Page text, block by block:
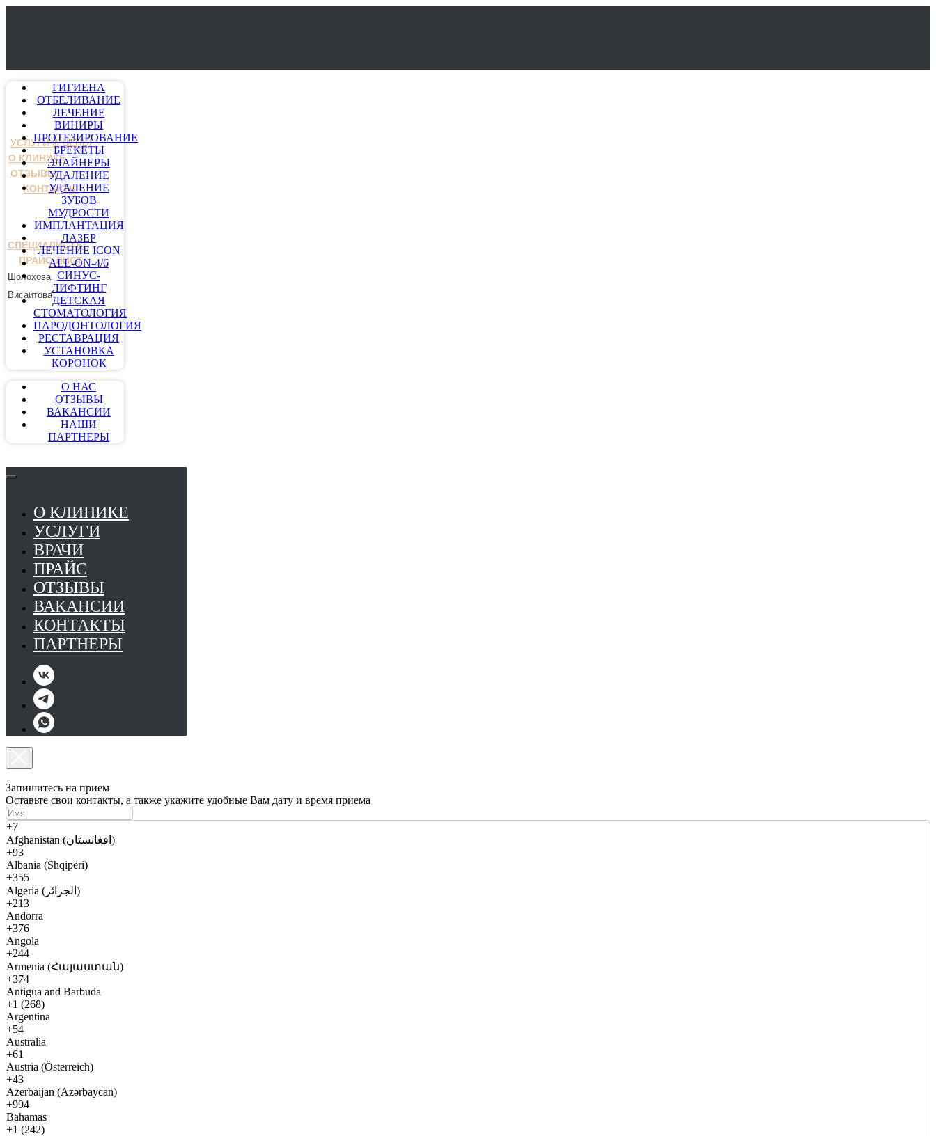
УСЛУГИ И ЦЕНЫ
О КЛИНИКЕ
ОТЗЫВЫ
КОНТАКТЫ
СПЕЦИАЛИСТЫ
ПРАЙС-ЛИСТ
Шолохова
Висаитова
ГИГИЕНА
ОТБЕЛИВАНИЕ
ЛЕЧЕНИЕ
ВИНИРЫ
ПРОТЕЗИРОВАНИЕ
БРЕКЕТЫ
ЭЛАЙНЕРЫ
УДАЛЕНИЕ
УДАЛЕНИЕ
ЗУБОВ
МУДРОСТИ
ИМПЛАНТАЦИЯ
ЛАЗЕР
ЛЕЧЕНИЕ ICON
ALL-ON-4/6
СИНУС-
ЛИФТИНГ
ДЕТСКАЯ
СТОМАТОЛОГИЯ
ПАРОДОНТОЛОГИЯ
РЕСТАВРАЦИЯ
УСТАНОВКА
КОРОНОК
О НАС
ОТЗЫВЫ
ВАКАНСИИ
НАШИ
ПАРТНЕРЫ
О КЛИНИКЕ
УСЛУГИ
ВРАЧИ
ПРАЙС
ОТЗЫВЫ
ВАКАНСИИ
КОНТАКТЫ
ПАРТНЕРЫ
Запишитесь на прием
Оставьте свои контакты, а также укажите удобные Вам дату и время приема
+7
Afghanistan (افغانستان)
+93
Albania (Shqipëri)
+355
Algeria (الجزائر)
+213
Andorra
+376
Angola
+244
Armenia (Հայաստան)
+374
Antigua and Barbuda
+1 (268)
Argentina
+54
Australia
+61
Austria (Österreich)
+43
Azerbaijan (Azərbaycan)
+994
Bahamas
+1 (242)